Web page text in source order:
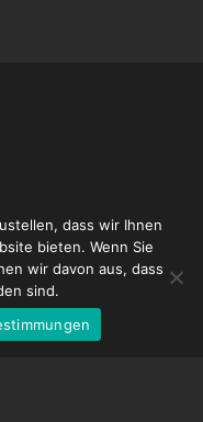
dass wir Ihnen
bieten. Wenn Sie
wir davon aus, dass
sind.
German
English
Spanish
French